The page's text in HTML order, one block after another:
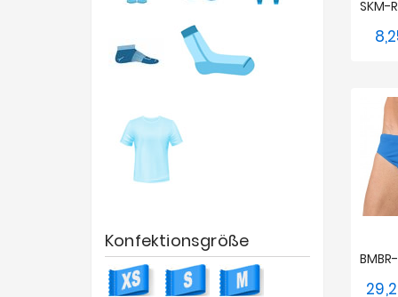
Konfektionsgröße